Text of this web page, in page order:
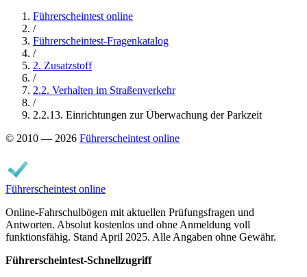
Führerscheintest online
/
Führerscheintest-Fragenkatalog
/
2. Zusatzstoff
/
2.2. Verhalten im Straßenverkehr
/
2.2.13. Einrichtungen zur Überwachung der Parkzeit
© 2010 — 2026 Führerscheintest online
Führerscheintest online
Online-Fahrschulbögen mit aktuellen Prüfungsfragen und
Antworten. Absolut kostenlos und ohne Anmeldung voll
funktionsfähig. Stand April 2025. Alle Angaben ohne Gewähr.
Führerscheintest-Schnellzugriff